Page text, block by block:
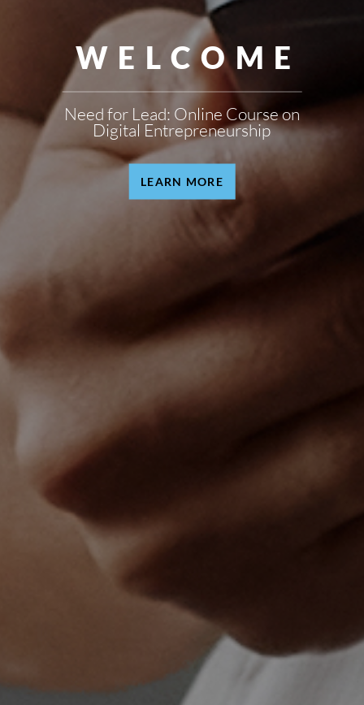
WELCOME
Need for Lead: Online Course on
Digital Entrepreneurship
LEARN MORE